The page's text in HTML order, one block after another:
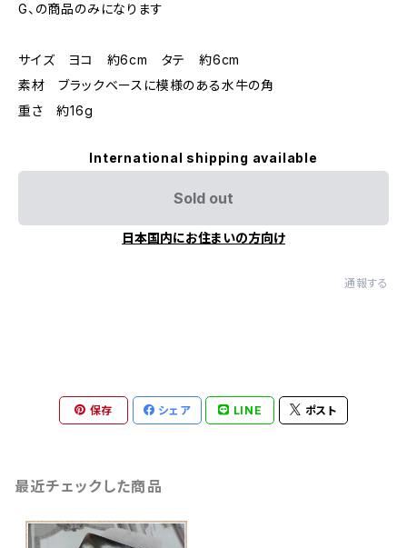
G、の商品のみになります
サイズ ヨコ 約6cm タテ 約6cm
素材 ブラックベースに模様のある水牛の角
重さ 約16g
International shipping available
Sold out
日本国内にお住まいの方向け
通報する
保存 シェア LINE ポスト
最近チェックした商品